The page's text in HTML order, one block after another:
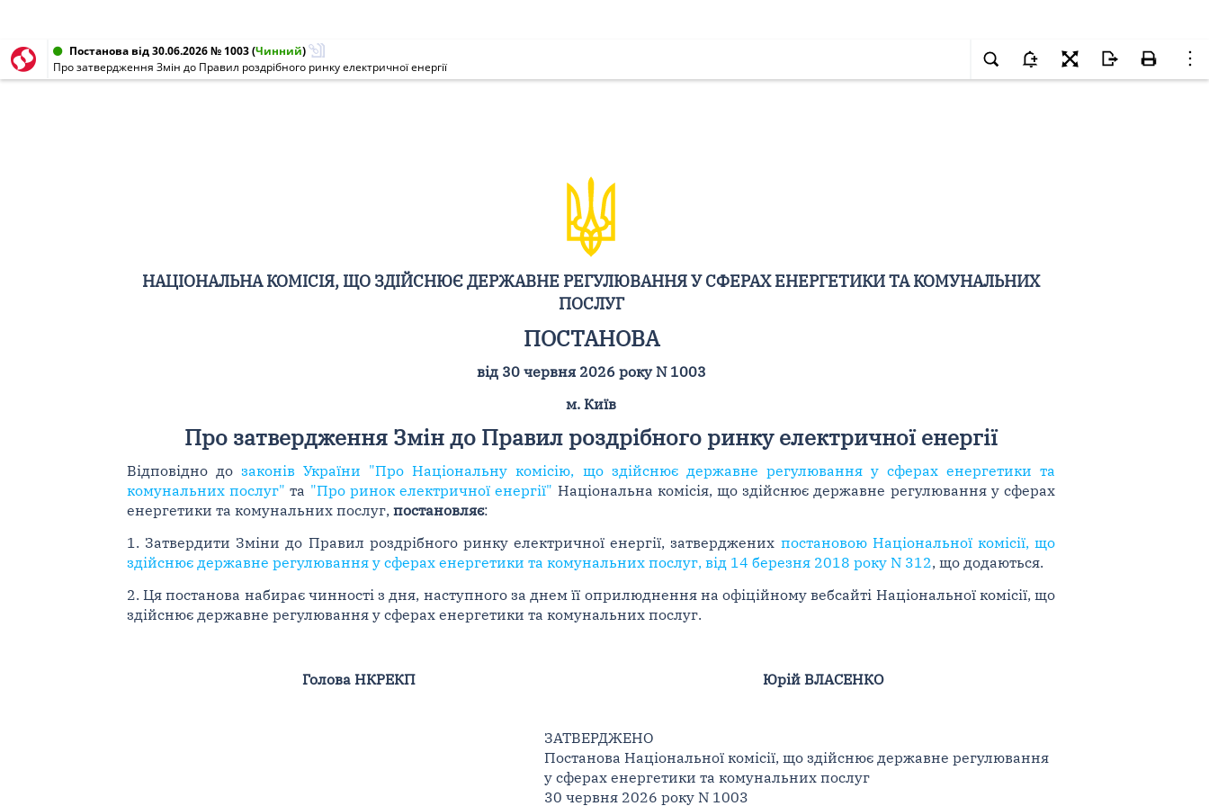
Постанова від 30.06.2026 № 1003(Чинний)
Про затвердження Змін до Правил роздрібного ринку електричної енергії
НАЦІОНАЛЬНА КОМІСІЯ, ЩО ЗДІЙСНЮЄ ДЕРЖАВНЕ РЕГУЛЮВАННЯ У СФЕРАХ ЕНЕРГЕТИКИ ТА КОМУНАЛЬНИХ
ПОСЛУГ
ПОСТАНОВА
від 30 червня 2026 року N 1003
м. Київ
Про затвердження Змін до Правил роздрібного ринку електричної енергії
Відповідно до законів України "Про Національну комісію, що здійснює державне регулювання у сферах енергетики та
комунальних послуг" та "Про ринок електричної енергії" Національна комісія, що здійснює державне регулювання у сферах
енергетики та комунальних послуг, постановляє:
1. Затвердити Зміни до Правил роздрібного ринку електричної енергії, затверджених постановою Національної комісії, що
здійснює державне регулювання у сферах енергетики та комунальних послуг, від 14 березня 2018 року N 312, що додаються.
2. Ця постанова набирає чинності з дня, наступного за днем її оприлюднення на офіційному вебсайті Національної комісії, що
здійснює державне регулювання у сферах енергетики та комунальних послуг.
Голова НКРЕКП Юрій ВЛАСЕНКО
ЗАТВЕРДЖЕНО
Постанова Національної комісії, що здійснює державне регулювання
у сферах енергетики та комунальних послуг
30 червня 2026 року N 1003